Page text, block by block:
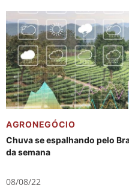
AGRONEGÓCIO
Chuva se espalhando pelo
da semana
08/08/22